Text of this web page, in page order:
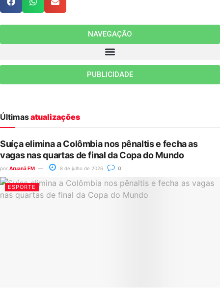
NAVEGAÇÃO
PUBLICIDADE
Últimasatualizações
Suíça elimina a Colômbia nos pênaltis e fecha as
vagas nas quartas de final da Copa do Mundo
por Aruanã FM 8 de julho de 2026 0
ESPORTE